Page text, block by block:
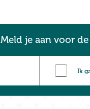
Meld je aan voor
Ik